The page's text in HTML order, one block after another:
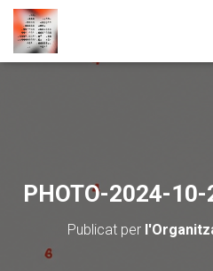
PHOTO-2024-
Publicat per